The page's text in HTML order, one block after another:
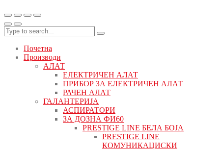
Почетна
Производи
АЛАТ
ЕЛЕКТРИЧЕН АЛАТ
ПРИБОР ЗА ЕЛЕКТРИЧЕН АЛАТ
РАЧЕН АЛАТ
ГАЛАНТЕРИЈА
АСПИРАТОРИ
ЗА ДОЗНА ФИ60
PRESTIGE LINE БЕЛА БОЈА
PRESTIGE LINE
КОМУНИКАЦИСКИ